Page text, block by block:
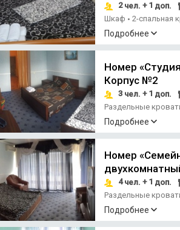
2чел. + 1 доп.
Шкаф • 2-спальная
Подробнее
Номер
Корпус №2
3 чел. + 1 доп.
Раздельные
Подробнее
Номер
4чел. + 1 доп.
Раздельные
Подробнее